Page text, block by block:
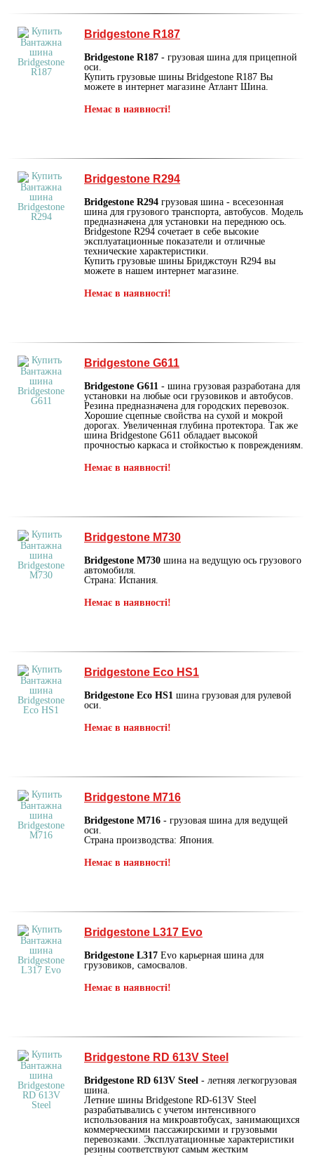
Bridgestone R187
Bridgestone R187 - грузовая шина для прицепной
оси.
Купить грузовые шины Bridgestone R187 Вы
можете в интернет магазине Атлант Шина.
Немає в наявності!
Bridgestone R294
Bridgestone R294 грузовая шина - всесезонная
шина для грузового транспорта, автобусов. Модель
предназначена для установки на переднюю ось.
Bridgestone R294 сочетает в себе высокие
эксплуатационные показатели и отличные
технические характеристики.
Купить грузовые шины Бриджстоун R294 вы
можете в нашем интернет магазине.
Немає в наявності!
Bridgestone G611
Bridgestone G611 - шина грузовая разработана для
установки на любые оси грузовиков и автобусов.
Резина предназначена для городских перевозок.
Хорошие сцепные свойства на сухой и мокрой
дорогах. Увеличенная глубина протектора. Так же
шина Bridgestone G611 обладает высокой
прочностью каркаса и стойкостью к повреждениям.
Немає в наявності!
Bridgestone M730
Bridgestone M730 шина на ведущую ось грузового
автомобиля.
Страна: Испания.
Немає в наявності!
Bridgestone Eco HS1
Bridgestone Eco HS1 шина грузовая для рулевой
оси.
Немає в наявності!
Bridgestone M716
Bridgestone M716 - грузовая шина для ведущей
оси.
Страна производства: Япония.
Немає в наявності!
Bridgestone L317 Evo
Bridgestone L317 Evo карьерная шина для
грузовиков, самосвалов.
Немає в наявності!
Bridgestone RD 613V Steel
Bridgestone RD 613V Steel - летняя легкогрузовая
шина.
Летние шины Bridgestone RD-613V Steel
разрабатывались с учетом интенсивного
использования на микроавтобусах, занимающихся
коммерческими пассажирскими и грузовыми
перевозками. Эксплуатационные характеристики
резины соответствуют самым жестким